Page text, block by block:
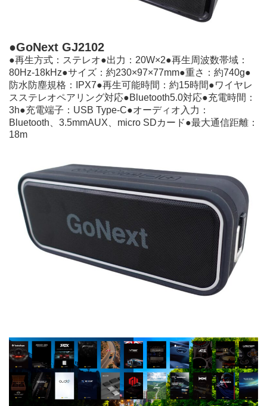
●GoNext GJ2102
●再⽣⽅式：ステレオ●出⼒：20W×2●再⽣周波数帯域：
80Hz-18kHz●サイズ：約230×97×77mm●重さ：約740g●
防⽔防塵規格：IPX7●再⽣可能時間：約15時間●ワイヤレ
スステレオペアリング対応●Bluetooth5.0対応●充電時間：
3h●充電端⼦：USB Type-C●オーディオ⼊⼒：
Bluetooth、3.5mmAUX、micro SDカード●最⼤通信距離：
18m